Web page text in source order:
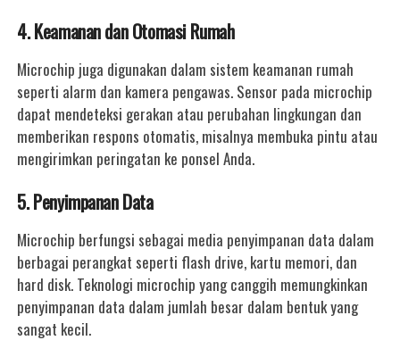
4. Keamanan dan Otomasi Rumah
Microchip juga digunakan dalam sistem keamanan rumah
seperti alarm dan kamera pengawas. Sensor pada microchip
dapat mendeteksi gerakan atau perubahan lingkungan dan
memberikan respons otomatis, misalnya membuka pintu atau
mengirimkan peringatan ke ponsel Anda.
5. Penyimpanan Data
Microchip berfungsi sebagai media penyimpanan data dalam
berbagai perangkat seperti flash drive, kartu memori, dan
hard disk. Teknologi microchip yang canggih memungkinkan
penyimpanan data dalam jumlah besar dalam bentuk yang
sangat kecil.